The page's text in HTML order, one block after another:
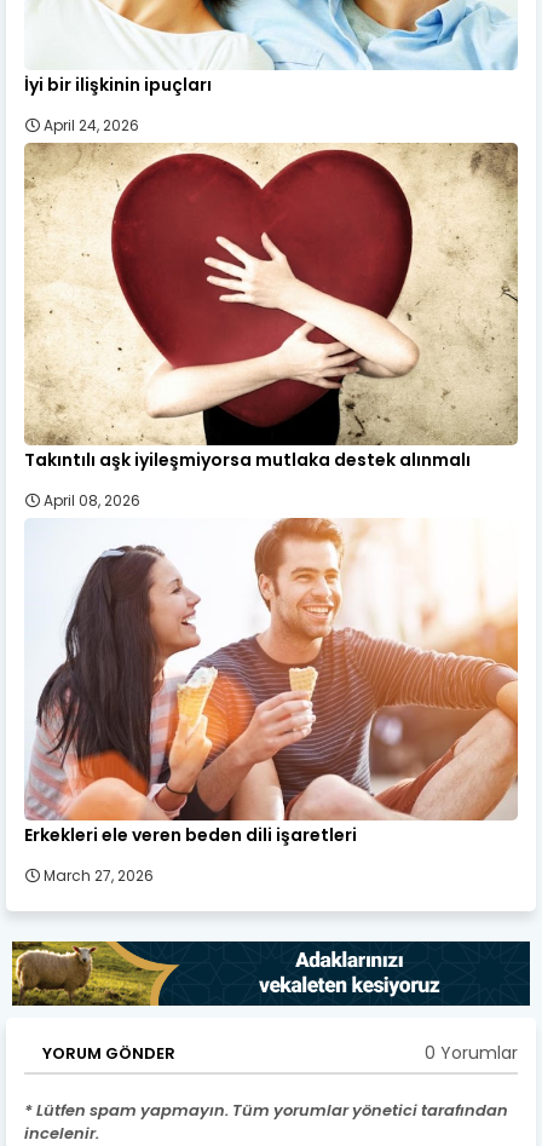
İyi bir ilişkinin ipuçları
April 24, 2026
Takıntılı aşk iyileşmiyorsa mutlaka destek alınmalı
April 08, 2026
Erkekleri ele veren beden dili işaretleri
March 27, 2026
YORUM GÖNDER 0 Yorumlar
* Lütfen spam yapmayın. Tüm yorumlar yönetici tarafından
incelenir.